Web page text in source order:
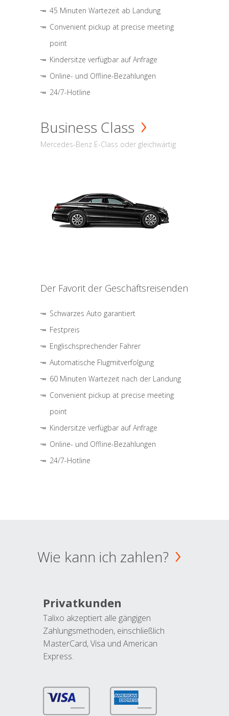
45 Minuten Wartezeit ab Landung
Convenient pickup at precise meeting
point
Kindersitze verfügbar auf Anfrage
Online- und Offline-Bezahlungen
24/7-Hotline
Business Class
Mercedes-Benz E-Class oder gleichwärtig
Der Favorit der Geschäftsreisenden
Schwarzes Auto garantiert
Festpreis
Englischsprechender Fahrer
Automatische Flugmitverfolgung
60 Minuten Wartezeit nach der Landung
Convenient pickup at precise meeting
point
Kindersitze verfügbar auf Anfrage
Online- und Offline-Bezahlungen
24/7-Hotline
Wie kann ich zahlen?
Privatkunden
Talixo akzeptiert alle gängigen
Zahlungsmethoden, einschließlich
MasterCard, Visa und American
Express.